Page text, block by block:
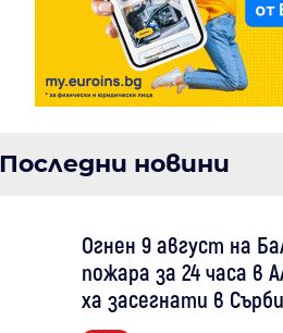
Последни новини
Огнен 9 август на
пожара за 24 часа в
ха засегнати в